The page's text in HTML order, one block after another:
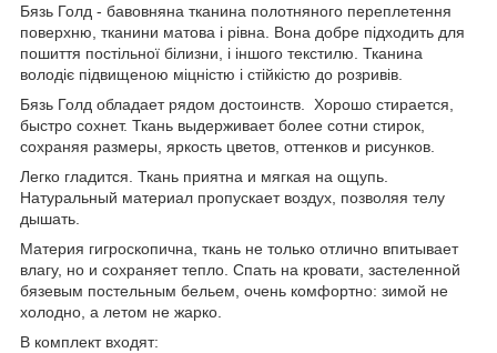
Бязь Голд - бавовняна тканина полотняного переплетення
поверхню, тканини матова і рівна. Вона добре підходить для
пошиття постільної білизни, і іншого текстилю. Тканина
володіє підвищеною міцністю і стійкістю до розривів.
Бязь Голд обладает рядом достоинств. Хорошо стирается,
быстро сохнет. Ткань выдерживает более сотни стирок,
сохраняя размеры, яркость цветов, оттенков и рисунков.
Легко гладится. Ткань приятна и мягкая на ощупь.
Натуральный материал пропускает воздух, позволяя телу
дышать.
Материя гигроскопична, ткань не только отлично впитывает
влагу, но и сохраняет тепло. Спать на кровати, застеленной
бязевым постельным бельем, очень комфортно: зимой не
холодно, а летом не жарко.
В комплект входят: